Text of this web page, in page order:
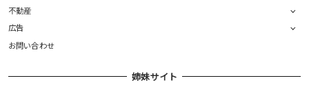
不動産
広告
お問い合わせ
姉妹サイト